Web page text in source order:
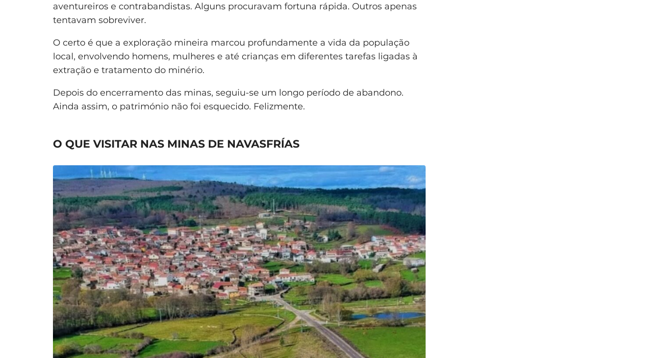
aventureiros e contrabandistas. Alguns procuravam fortuna rápida. Outros apenas
tentavam sobreviver.
O certo é que a exploração mineira marcou profundamente a vida da população
local, envolvendo homens, mulheres e até crianças em diferentes tarefas ligadas à
extração e tratamento do minério.
Depois do encerramento das minas, seguiu-se um longo período de abandono.
Ainda assim, o património não foi esquecido. Felizmente.
O QUE VISITAR NAS MINAS DE NAVASFRÍAS